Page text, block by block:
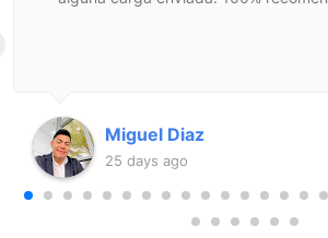
Miguel Diaz
25 days ago